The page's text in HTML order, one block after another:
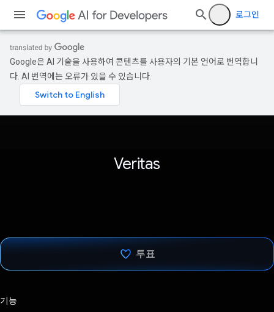
로그인
Google은 AI 기술을 사용하여 콘텐츠를 사용자의 기본 언어로 번역합니
다. AI 번역에는 오류가 있을 수 있습니다.
Veritas
투표
기능